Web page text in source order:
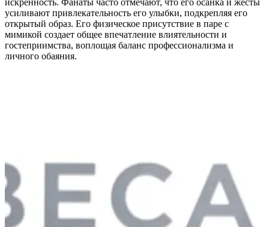
искренность. Фанаты часто отмечают, что его осанка и жесты
усиливают привлекательность его улыбки, подкрепляя его
открытый образ. Его физическое присутствие в паре с
мимикой создает общее впечатление влиятельности и
гостеприимства, воплощая баланс профессионализма и
личного обаяния.